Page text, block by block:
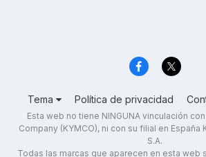
Tema Política de privacidad
Esta web no tiene NINGUNA vinculación
Company (KYMCO), ni con su filial en España
S.A.
Todas las marcas que aparecen en esta web